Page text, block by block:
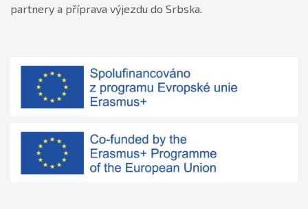
partnery a příprava výjezdu do Srbska.